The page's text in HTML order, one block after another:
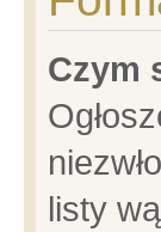
Czym
listy